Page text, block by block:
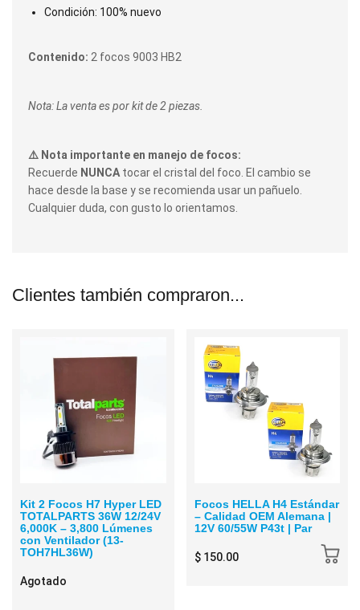
Condición: 100% nuevo
Contenido: 2 focos 9003 HB2
Nota: La venta es por kit de 2 piezas.
⚠️ Nota importante en manejo de focos:
Recuerde NUNCA tocar el cristal del foco. El cambio se
hace desde la base y se recomienda usar un pañuelo.
Cualquier duda, con gusto lo orientamos.
Clientes también compraron...
Kit 2 Focos H7 Hyper LED
TOTALPARTS 36W 12/24V
6,000K – 3,800 Lúmenes
con Ventilador (13-
TOH7HL36W)
Agotado
Focos HELLA H4 Estándar
– Calidad OEM Alemana |
12V 60/55W P43t | Par
$ 150.00